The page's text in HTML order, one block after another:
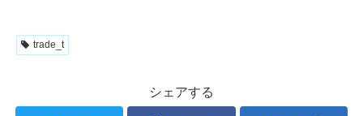
trade_t
シェアする